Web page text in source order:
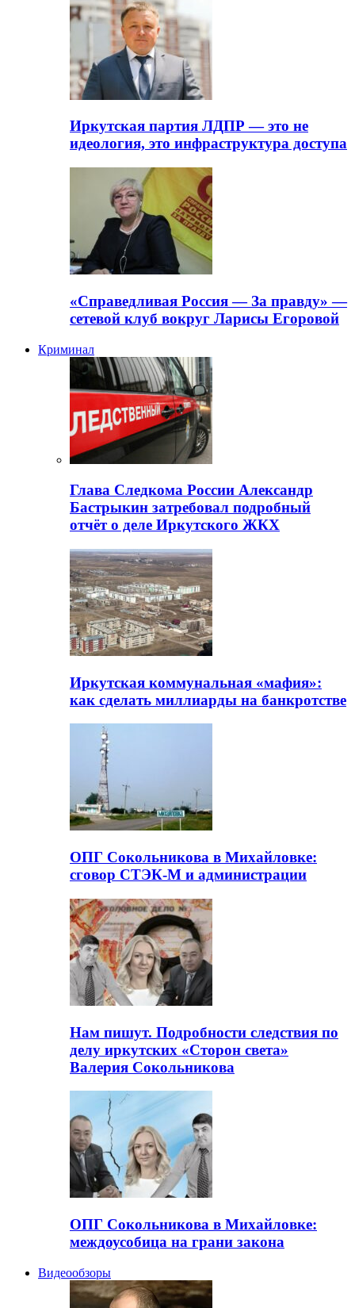
Иркутская партия ЛДПР — это не
идеология, это инфраструктура доступа
«Справедливая Россия — За правду» —
сетевой клуб вокруг Ларисы Егоровой
Криминал
Глава Следкома России Александр
Бастрыкин затребовал подробный
отчёт о деле Иркутского ЖКХ
Иркутская коммунальная «мафия»:
как сделать миллиарды на банкротстве
ОПГ Сокольникова в Михайловке:
сговор СТЭК-М и администрации
Нам пишут. Подробности следствия по
делу иркутских «Сторон света»
Валерия Сокольникова
ОПГ Сокольникова в Михайловке:
междоусобица на грани закона
Видеообзоры